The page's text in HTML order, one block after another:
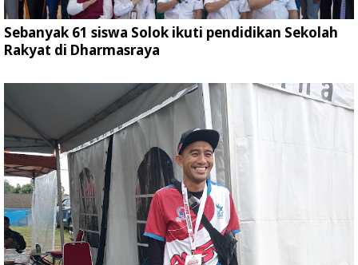
Sebanyak 61 siswa Solok ikuti pendidikan Sekolah
Rakyat di Dharmasraya